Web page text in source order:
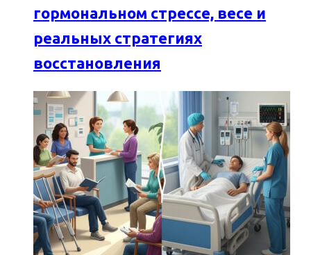
гормональном стрессе, весе и
реальных стратегиях
восстановления